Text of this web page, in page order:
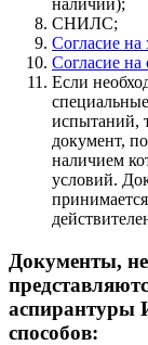
наличии);
СНИЛС;
Согласие на
Согласие
Если
испытаний,
документ,
наличием
условий.
Документы,
аспирантуры
способов: